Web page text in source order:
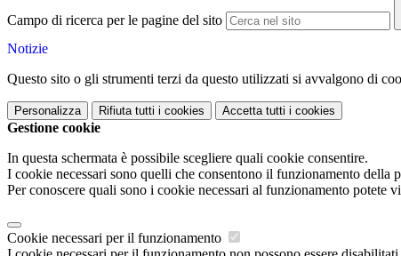
Campo di ricerca per le pagine del sito
Notizie
Questo sito o gli strumenti terzi da questo utilizzati si avvalgono di
Personalizza Rifiuta tutti i cookies Accetta tutti i cookies
Gestione cookie
In questa schermata è possibile scegliere quali cookie consentire.
I cookie necessari sono quelli che consentono il funzionamento della
Per conoscere quali sono i cookie necessari al funzionamento potete
Cookie necessari per il funzionamento